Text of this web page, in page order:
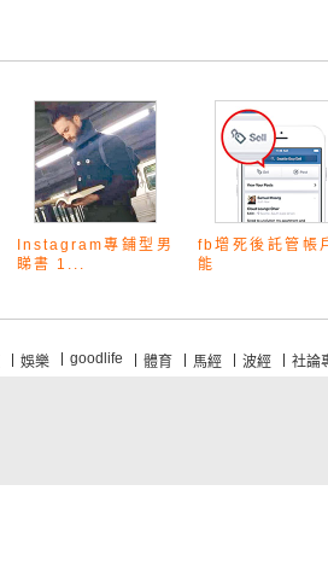
Instagram專鋪型男
睇書 1...
fb增死後託管帳
能
娛樂 goodlife 體育 馬經 波經 社論